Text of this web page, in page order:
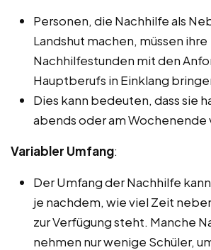
Personen, die Nachhilfe als
Landshut machen, müssen ihre
Nachhilfestunden mit den
Hauptberufs in Einklang
Dies kann bedeuten, dass sie
abends oder am Wochenende
Variabler Umfang:
Der Umfang der Nachhilfe
je nachdem, wie viel Zeit
zur Verfügung steht. Manche
nehmen nur wenige Schüler,